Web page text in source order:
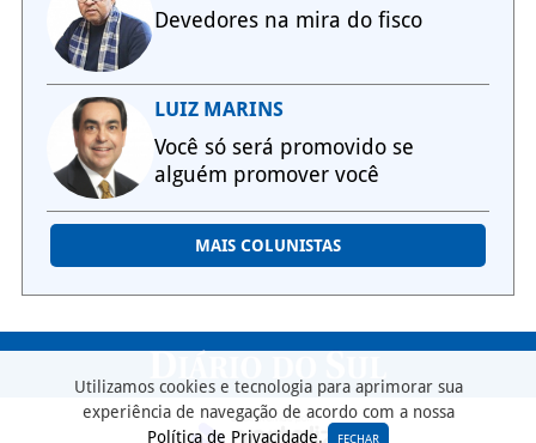
Devedores na mira do fisco
LUIZ MARINS
Você só será promovido se
alguém promover você
MAIS COLUNISTAS
Utilizamos cookies e tecnologia para aprimorar sua
experiência de navegação de acordo com a nossa
Política de Privacidade. FECHAR